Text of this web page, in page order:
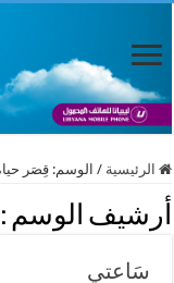
الرئيسية / الوسم:قِصَر
أرشيف الوسم :
سَاعتي